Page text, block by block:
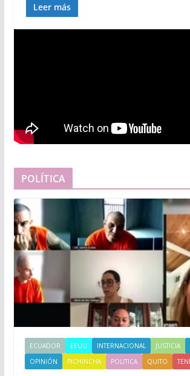
Leer más
POLÍTICA
ECUADOR EEUU INTERNACIONAL JUSTICIA
OPINIÓN
PICHINCHA POLITICA QUITO